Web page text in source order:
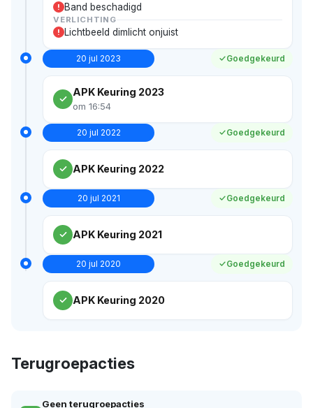
! Band beschadigd
VERLICHTING
! Lichtbeeld dimlicht onjuist
20 jul 2023 Goedgekeurd
APK Keuring 2023
om 16:54
20 jul 2022 Goedgekeurd
APK Keuring 2022
20 jul 2021 Goedgekeurd
APK Keuring 2021
20 jul 2020 Goedgekeurd
APK Keuring 2020
Terugroepacties
Geen terugroepacties